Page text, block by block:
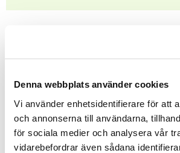
Denna webbplats använder cookies
Vi använder enhetsidentifierare för att
och annonserna till användarna,
för sociala medier och analysera vår
vidarebefordrar även sådana
enlighet med EU’s regler för leksaker
nallen är barnsäker, alla detaljer på
tillsatt flamskyddsmedel. Nallarna är
är gjord av giftfria färger och plastdetaljer
plastmassa.
Mjukisdjuren från Teddykompaniet kan
40grader (undantag speldosor)